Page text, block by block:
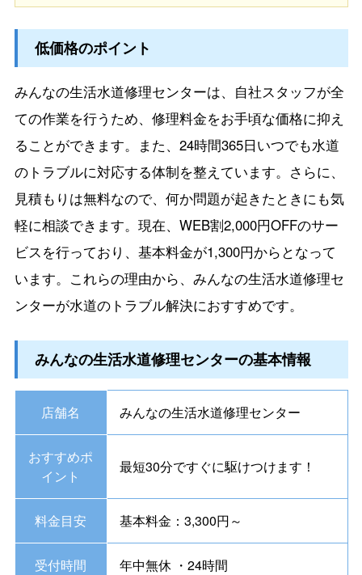
低価格のポイント
みんなの生活水道修理センターは、自社スタッフが全
ての作業を行うため、修理料金をお手頃な価格に抑え
ることができます。また、24時間365日いつでも水道
のトラブルに対応する体制を整えています。さらに、
見積もりは無料なので、何か問題が起きたときにも気
軽に相談できます。現在、WEB割2,000円OFFのサー
ビスを行っており、基本料金が1,300円からとなって
います。これらの理由から、みんなの生活水道修理セ
ンターが水道のトラブル解決におすすめです。
みんなの生活水道修理センターの基本情報
店舗名 みんなの生活水道修理センター
おすすめポ
イント
最短30分ですぐに駆けつけます！
料金目安 基本料金：3,300円～
受付時間 年中無休 ・24時間